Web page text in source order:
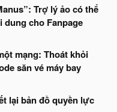
Trợ lý ảo có thể
cho Fanpage
mạng: Thoát khỏi
săn vé máy bay
lại bản đồ quyền lực